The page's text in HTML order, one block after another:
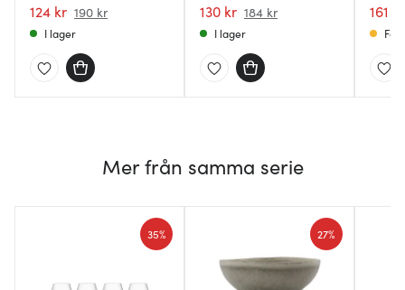
124 kr 190 kr
I lager
130 kr 184 kr
I lager
161 kr
Få
Mer från samma serie
35% 27%